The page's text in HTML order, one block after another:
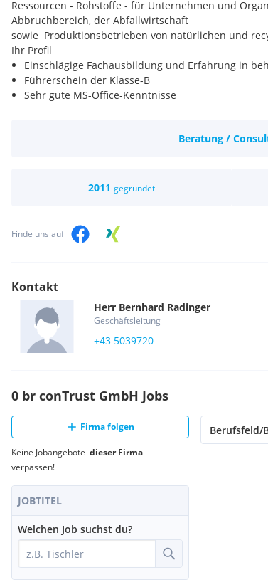
Ressourcen - Rohstoffe - für Unternehmen und
Abbruchbereich, der Abfallwirtschaft
sowie Produktionsbetrieben von natürlichen und
Ihr Profil
Einschlägige Fachausbildung und Erfahrung in
Führerschein der Klasse-B
Sehr gute MS-Office-Kenntnisse
Was wir Ihnen bieten
Abwechslungsreiche Tätigkeit
Mitarbeit in einem jungen und dynamischen Team
in weiterer Folge ein attraktives
Beratung /
2011 gegründet
Finde uns auf
Kontakt
Herr Bernhard Radinger
Geschäftsleitung
+43 5039720
0 br conTrust GmbH Jobs
Firma folgen
Keine Jobangebote dieser Firma
verpassen!
JOBTITEL
Welchen Job suchst du?
Berufsfeld/